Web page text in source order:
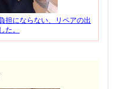
担にならない、リペアの出
た。